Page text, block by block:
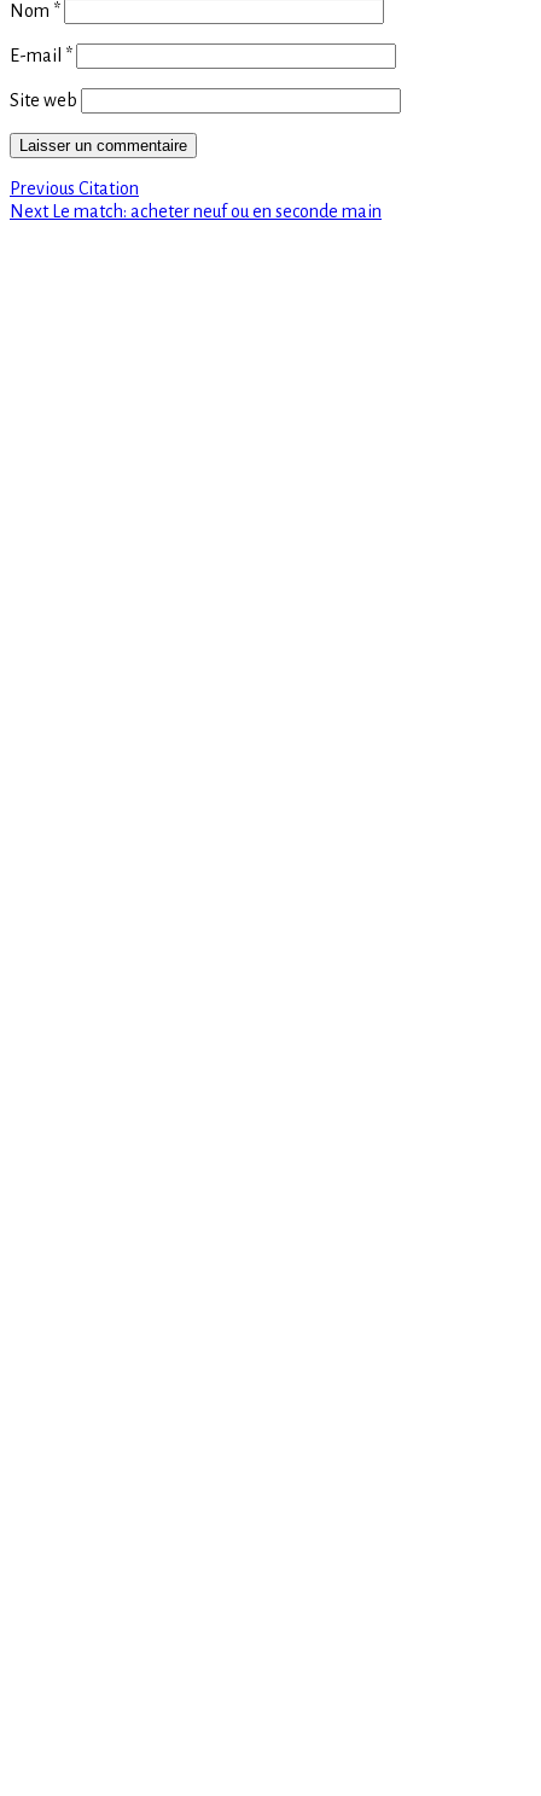
Nom *
E-mail *
Site web
Navigation
de
Previous Previous
post:
Citation
Next Next
Le match: acheter neuf ou en seconde main